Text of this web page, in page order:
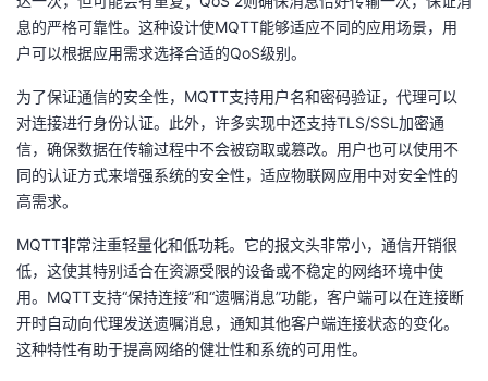
息的严格可靠性。这种设计使MQTT能够适应不同的应用场景，用
户可以根据应用需求选择合适的QoS级别。
为了保证通信的安全性，MQTT支持用户名和密码验证，代理可以
对连接进行身份认证。此外，许多实现中还支持TLS/SSL加密通
信，确保数据在传输过程中不会被窃取或篡改。用户也可以使用不
同的认证方式来增强系统的安全性，适应物联网应用中对安全性的
高需求。
MQTT非常注重轻量化和低功耗。它的报文头非常小，通信开销很
低，这使其特别适合在资源受限的设备或不稳定的网络环境中使
用。MQTT支持“保持连接”和“遗嘱消息”功能，客户端可以在连接断
开时自动向代理发送遗嘱消息，通知其他客户端连接状态的变化。
这种特性有助于提高网络的健壮性和系统的可用性。